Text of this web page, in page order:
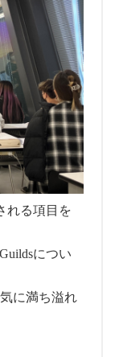
れる項目を
につい
に満ち溢れ